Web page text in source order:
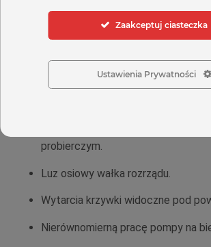
mikrometrycznie, a w razie potrzeby
inspekcję endoskopową bez demontażu
Na co zwrócić uwagę:
Różnice między ciśnieniem
probierczym.
Luz osiowy wałka rozrządu.
Wytarcia krzywki widoczne pod
Nierównomierną pracę pompy na
Zaakceptuj ciasteczka
Ustawienia Prywatności